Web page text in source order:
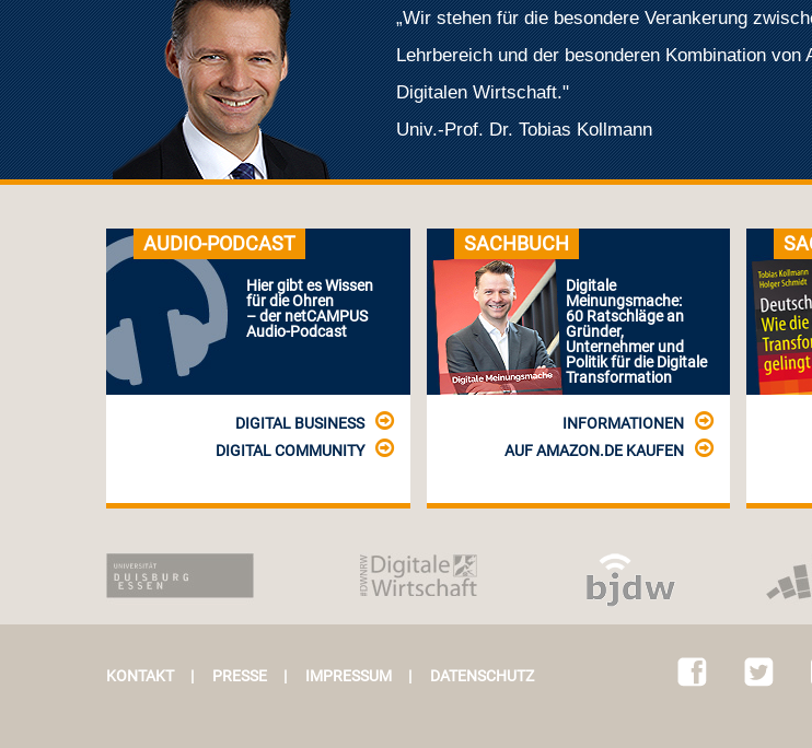
„Wir stehen für die besondere Verankerung
Lehrbereich und der besonderen Kombination
Digitalen Wirtschaft."
Univ.-Prof. Dr. Tobias Kollmann
AUDIO-PODCAST
Hier gibt es Wissen
für die Ohren
– der netCAMPUS
Audio-Podcast
DIGITAL BUSINESS
DIGITAL COMMUNITY
SACHBUCH
Digitale
Meinungsmache:
60 Ratschläge an
Gründer,
Unternehmer und
Politik für die Digitale
Transformation
INFORMATIONEN
AUF AMAZON.DE KAUFEN
KONTAKT | PRESSE | IMPRESSUM | DATENSCHUTZ